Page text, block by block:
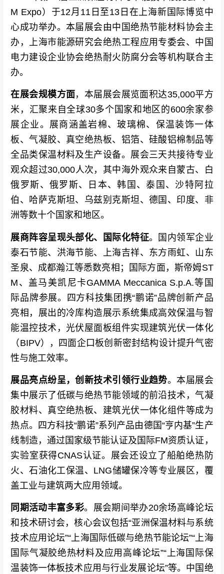
M Expo）于12月11日至13日在上海新国际博览中
心成功举办。本届展会由中国绝热节能材料协会主
办，上海市能源研究会绝热工程应用专委会、中国
电力建设企业协会绝热耐火防腐分会等机构联合主
办。
在展会规模方面 ，本届展会展览面积达35,000平方
米，汇聚来自全球30多个国家和地区的600余家参
展企业。展商涵盖岩棉、玻璃棉、保温装饰一体
板、气凝胶、真空绝热板、铝箔、硅酸铝棉制品等
全品类保温材料及生产设备。展会三天共接待专业
观众超过30,000人次，其中海外观众来自蒙古、白
俄罗斯、俄罗斯、日本、韩国、泰国、沙特阿拉
伯、哈萨克斯坦、乌兹别克斯坦、德国、印度、非
洲等数十个国家和地区。
展商阵容呈现头部化、国际化特征。国内领军企业
泰石节能、洪海节能、上海吉祥、东方雨虹、山东
圣泉、成都瀚江等悉数亮相；国际方面，斯帝姆ST
M、盖马美凯尼卡GAMMA Meccanica S.p.A.等国
际品牌参展。四方科技集团携“鹏诺”品牌创新产品
亮相，展出的冷库构造展示系统集成高效保温与智
能温控技术，光伏屋面板组件实现建筑光伏一体化
（BIPV），四面企口板创新密封结构设计提升气密
性与施工效率。
展品亮点纷呈，创新技术引领行业趋势。本届展会
集中展示了低碳与绝热节能领域的前沿技术，气凝
胶材料、真空绝热板、建筑光伏一体化组件等成为
热点。四方科技“鹏诺”系列产品由德国“亨内基”生产
线制造，通过国家级节能认证及国际FM资质认证，
实验室获得CNAS认证。展会还设立了船舶绝热防
火、石油化工保温、LNG储罐保冷等专业展区，覆
盖工业与建筑两大应用领域。
同期活动丰富多彩。展会期间举办20余场高峰论坛
和技术研讨会，核心会议包括“亚洲保温材料与系统
技术应用论坛”“上海国际低碳与绝热节能论坛”“上海
国际气凝胶绝热材料及应用高峰论坛”“上海国际保
温装饰一体板技术应用与行业发展论坛”等。中国绝